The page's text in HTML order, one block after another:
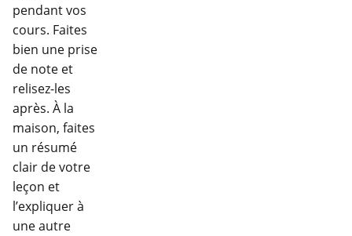
pendant vos
cours. Faites
bien une prise
de note et
relisez-les
après. À la
maison, faites
un résumé
clair de votre
leçon et
l’expliquer à
une autre